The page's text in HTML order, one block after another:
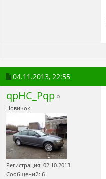
04.11.2013, 22:55
qpHC_Pqp
Новичок
Регистрация: 02.10.2013
Сообщений: 6